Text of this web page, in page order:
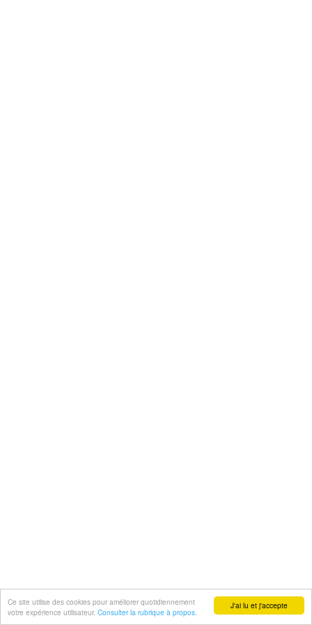
J'ai lu et j'accepte
Ce site utilise des cookies pour améliorer quotidiennement
votre expérience utilisateur. Consulter la rubrique à propos.